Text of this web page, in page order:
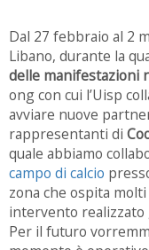
Dal 27 febbraio al 2
Libano, durante la
delle manifestazioni
ong con cui l’Uisp
avviare nuove
rappresentanti di
quale abbiamo
campo di calcio
zona che ospita
intervento realizzato
Per il futuro